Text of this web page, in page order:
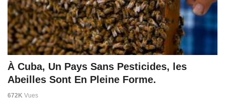
À Cuba, Un Pays Sans Pesticides, les
Abeilles Sont En Pleine Forme.
672K Vues